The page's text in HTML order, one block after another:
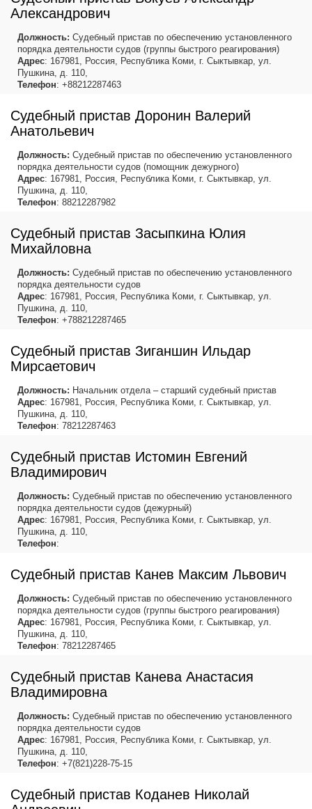
Александрович
Должность: Судебный пристав по обеспечению установленного
порядка деятельности судов (группы быстрого реагирования)
Адрес: 167981, Россия, Республика Коми, г. Сыктывкар, ул.
Пушкина, д. 110,
Телефон: +88212287463
Судебный пристав Доронин Валерий
Анатольевич
Должность: Судебный пристав по обеспечению установленного
порядка деятельности судов (помощник дежурного)
Адрес: 167981, Россия, Республика Коми, г. Сыктывкар, ул.
Пушкина, д. 110,
Телефон: 88212287982
Судебный пристав Засыпкина Юлия
Михайловна
Должность: Судебный пристав по обеспечению установленного
порядка деятельности судов
Адрес: 167981, Россия, Республика Коми, г. Сыктывкар, ул.
Пушкина, д. 110,
Телефон: +788212287465
Судебный пристав Зиганшин Ильдар
Мирсаетович
Должность: Начальник отдела – старший судебный пристав
Адрес: 167981, Россия, Республика Коми, г. Сыктывкар, ул.
Пушкина, д. 110,
Телефон: 78212287463
Судебный пристав Истомин Евгений
Владимирович
Должность: Судебный пристав по обеспечению установленного
порядка деятельности судов (дежурный)
Адрес: 167981, Россия, Республика Коми, г. Сыктывкар, ул.
Пушкина, д. 110,
Телефон:
Судебный пристав Канев Максим Львович
Должность: Судебный пристав по обеспечению установленного
порядка деятельности судов (группы быстрого реагирования)
Адрес: 167981, Россия, Республика Коми, г. Сыктывкар, ул.
Пушкина, д. 110,
Телефон: 78212287465
Судебный пристав Канева Анастасия
Владимировна
Должность: Судебный пристав по обеспечению установленного
порядка деятельности судов
Адрес: 167981, Россия, Республика Коми, г. Сыктывкар, ул.
Пушкина, д. 110,
Телефон: +7(821)228-75-15
Судебный пристав Коданев Николай